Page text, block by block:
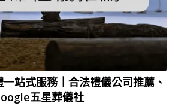
站式服務｜合法禮儀公司推薦、
五星葬儀社